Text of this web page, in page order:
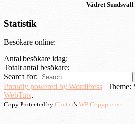
VädretSundsvall
Statistik
Besökare online:
Antal besökare idag:
Totalt antal besökare:
Search for:
Proudly powered by WordPress | Theme:
WebTuts.
Copy Protected by Chetan's WP-Copyprotect.